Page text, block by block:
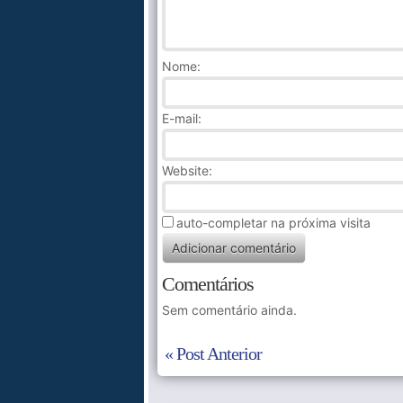
Nome:
E-mail:
Website:
auto-completar na próxima visita
Comentários
Sem comentário ainda.
« Post Anterior